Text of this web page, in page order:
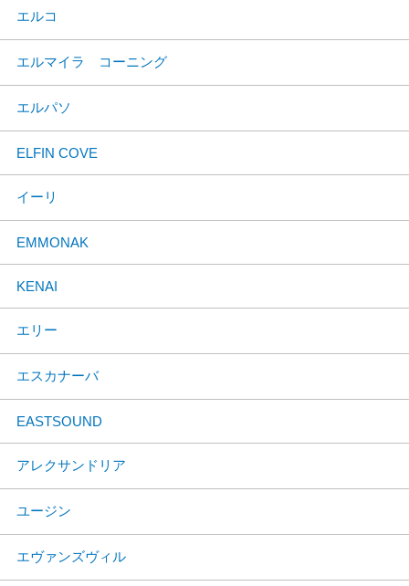
エルコ
エルマイラ コーニング
エルパソ
ELFIN COVE
イーリ
EMMONAK
KENAI
エリー
エスカナーバ
EASTSOUND
アレクサンドリア
ユージン
エヴァンズヴィル